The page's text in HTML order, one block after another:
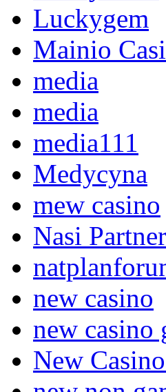
Luckygem
Mainio
media
media
media111
Medycyna
mew casino
Nasi
new casino
new casino
New